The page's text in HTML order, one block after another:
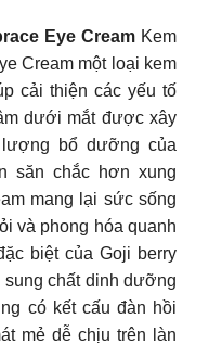
Eye Cream Kem
Cream một loại kem
cải thiện các yếu tố
dưới mắt được xây
bổ dưỡng của
săn chắc hơn xung
mang lại sức sống
và phong hóa quanh
biệt của Goji berry
sung chất dinh dưỡng
có kết cấu đàn hồi
mẻ dễ chịu trên làn